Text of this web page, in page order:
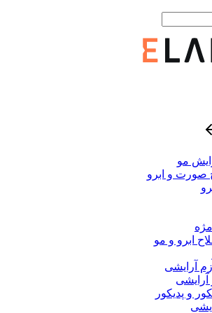
مو
صورت و ابرو
مژه
ابرو و مو
آرایشی
آرایشی
و پدیکور